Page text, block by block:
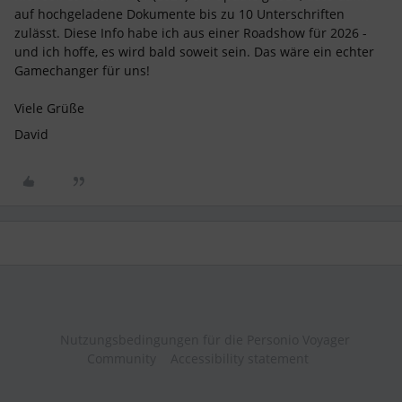
auf hochgeladene Dokumente bis zu 10 Unterschriften
zulässt. Diese Info habe ich aus einer Roadshow für 2026 -
und ich hoffe, es wird bald soweit sein. Das wäre ein echter
Gamechanger für uns!
Viele Grüße
David